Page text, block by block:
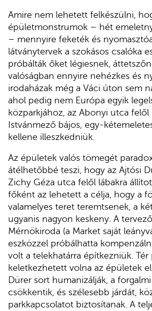
Amire nem lehetett felkészülni,
épületmonstrumok – hét
– mennyire feketék és
látványtervek a szokásos csalóka
próbálták őket légiesnek,
valóságban ennyire nehézkes és
irodaházak még a Váci úton sem
ahol pedig nem Európa egyik
közparkjához, az Abonyi utca felől
Istvánmező bájos, egy-
kellene illeszkedniük.
Az épületek valós tömegét
átélhetőbbé teszi, hogy az Ajtósi
Zichy Géza utca felől lábakra
főként az lehetett a célja, hogy a
valamelyes teret teremtsenek, a
ugyanis nagyon keskeny. A
Mérnökiroda (a Market saját
eszközzel próbálhatta
volt a telekhatárra építkezniük. Tér
keletkezhetett volna az épületek
Dürer sort humanizálják, a
csökkentik, és szélesebb járdát,
parkkapcsolatot biztosítanak. A